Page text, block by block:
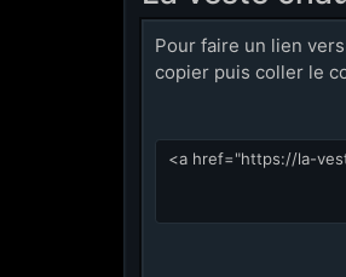
Pour faire un lien
copier puis coller le